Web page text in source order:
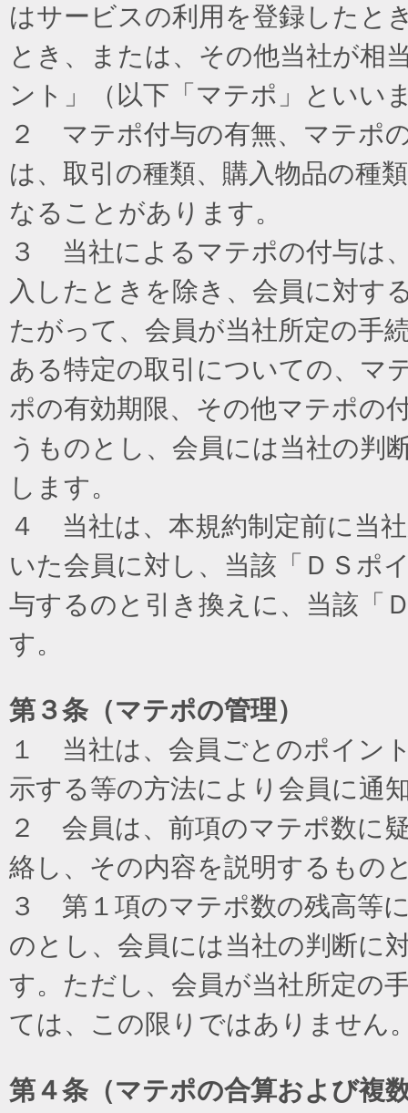
はサービスの利用を登録したと
とき、または、その他当社が相
ント」（以下「マテポ」といい
２ マテポ付与の有無、マテポ
は、取引の種類、購入物品の種
なることがあります。
３ 当社によるマテポの付与は
入したときを除き、会員に対す
たがって、会員が当社所定の手
ある特定の取引についての、マ
ポの有効期限、その他マテポの
うものとし、会員には当社の判
します。
４ 当社は、本規約制定前に当
いた会員に対し、当該「ＤＳポ
与するのと引き換えに、当該「
す。
第３条（マテポの管理）
１ 当社は、会員ごとのポイン
示する等の方法により会員に通
２ 会員は、前項のマテポ数に
絡し、その内容を説明するもの
３ 第１項のマテポ数の残高等
のとし、会員には当社の判断に
す。ただし、会員が当社所定の
ては、この限りではありません
第４条（マテポの合算および複